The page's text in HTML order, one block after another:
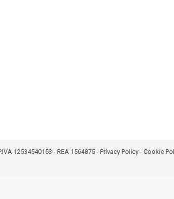
12534540153 - REA 1564875 - Privacy Policy - Cookie